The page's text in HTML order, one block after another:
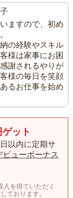
ますので、初め
の経験やスキル
様は家事にお困
謝されるやりが
様の毎日を笑顔
るお仕事を始め
ット
以内に定期サ
ビューボーナス
を得ていただく
ております。